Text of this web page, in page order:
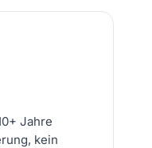
Jahre
kein